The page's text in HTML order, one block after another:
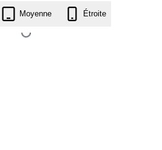
Moyenne Étroite